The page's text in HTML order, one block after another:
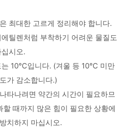
최대한 고르게 정리해야 합니다.
틸렌처럼 부착하기 어려운 물질도
시오.
는 10℃입니다. (겨울 등 10℃ 미만
가 감소합니다.)
타나려면 약간의 시간이 필요하므
할 때까지 많은 힘이 필요한 상황에
치하지 마십시오.